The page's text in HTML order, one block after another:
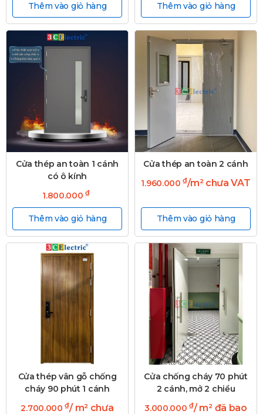
Thêm vào giỏ hàng Thêm vào giỏ hàng
Cửa thép an toàn 1 cánh
có ô kính
1.800.000₫
Thêm vào giỏ hàng
Cửa thép an toàn 2 cánh
1.960.000₫/m² chưa VAT
Thêm vào giỏ hàng
Cửa thép vân gỗ chống
cháy 90 phút 1 cánh
2.700.000₫/ m² chưa
Cửa chống cháy 70 phút
2 cánh, mở 2 chiều
3.000.000₫/ m² đã bao